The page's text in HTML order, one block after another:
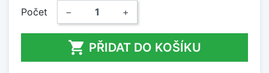
Počet − +
 PŘIDAT DO KOŠÍKU